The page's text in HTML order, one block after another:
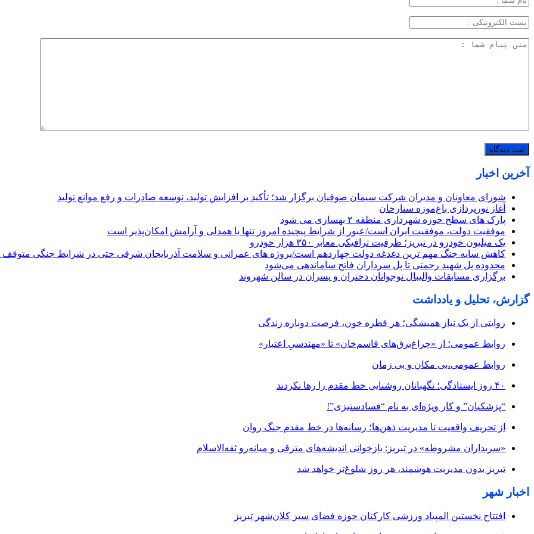
آخرین اخبار
شورای معاونان و مدیران شرکت سیمان صوفیان برگزار شد؛ تأکید بر افزایش تولید، توسعه صادرات و رفع موانع تولید
آغاز نورپردازی باغ‌موزه ستارخان
پارک های سطح حوزه شهرداری منطقه ۲ بهسازی می شود
موفقیت دولت، موفقیت ایران است/عبور از شرایط پیچیده امروز تنها با همدلی و آرامش امکان‌پذیر است
یک میلیون خودرو در تبریز؛ ظرفیت ترافیکی معابر ۳۵۰ هزار خودرو
کاهش سایه جنگ مهم ‌ترین دغدغه دولت چهاردهم است/پروژه ‌های عمرانی و سلامت آذربایجان شرقی حتی در شرایط جنگی متوقف
محدوده پل شهید رحمتی تا پل سرداران فاتح ساماندهی می‌شود
برگزاری مسابقات والیبال نوجوانان دختران و پسران در سالن شهروند
گزارش، تحلیل و یادداشت
روایتی از یک نیاز همیشگی؛ هر قطره خون، فرصت دوباره زندگی
روابط عمومی؛ از «چراغ‌برق‌های قاسم‌خان» تا «مهندسیِ اعتبار»
روابط عمومی،بی مکان و بی زمان
۴۰ روز ایستادگی؛ نگهبانان روشنایی خط مقدم را رها نکردند
“پزشکیان” و کار ویژه‌ای به نام “فسادستیزی”!
از تحریف واقعیت تا مدیریت ذهن‌ها؛ رسانه‌ها در خط مقدم جنگ روان
«سربداران مشروطه» در تبریز: بازخوانی اندیشه‌های مترقی و میانه‌رو ثقه‌الاسلام
تبریز بدون مدیریت هوشمند، هر روز شلوغ‌تر خواهد شد
اخبار شهر
افتتاح نخستین المپیاد ورزشی کارکنان حوزه فضای سبز کلان‌شهر تبریز